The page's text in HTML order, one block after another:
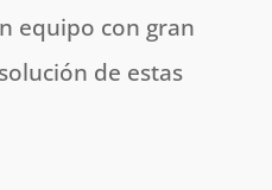
equipo con gran
de estas